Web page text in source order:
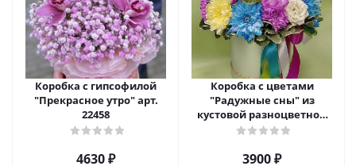
Коробка с гипсофилой
"Прекрасное утро" арт.
22458
4630 ₽
Коробка с цветами
"Радужные сны" из
кустовой разноцветной
хризантемы арт. 22457
3900 ₽